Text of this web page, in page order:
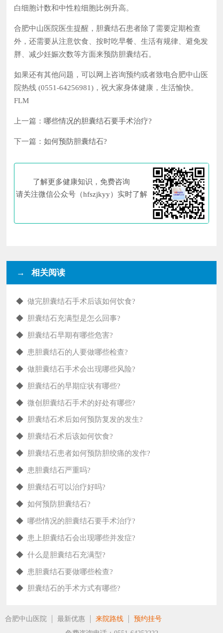
白细胞计数和中性粒细胞比例升高。
合肥中山医院医生提醒，胆囊结石患者除了需要定期检查
外，还需要从注意饮食、按时吃早餐、生活有规律、避免发
胖、减少妊娠次数等方面来预防胆囊结石。
如果还有其他问题，可以网上咨询预约或者致电合肥中山医
院热线 (0551-64256981)，祝大家身体健康，生活愉快。
FLM
上一篇： 哪些情况的胆囊结石要手术治疗?
下一篇：如何预防胆囊结石?
了解更多健康知识，免费咨询
请关注微信公众号（hfszjkyy）实时了解
→ 相关阅读
◆做完胆囊结石手术后该如何饮食?
◆ 胆囊结石充满型是怎么回事?
◆ 胆囊结石早期有哪些危害?
◆ 患胆囊结石的人要做哪些检查?
◆做胆囊结石手术会出现哪些风险?
◆ 胆囊结石的早期症状有哪些?
◆微创胆囊结石手术的好处有哪些?
◆ 胆囊结石术后如何预防复发的发生?
◆ 胆囊结石术后该如何饮食?
◆ 胆囊结石患者如何预防胆绞痛的发作?
◆ 患胆囊结石严重吗?
◆ 胆囊结石可以治疗好吗?
◆如何预防胆囊结石?
◆ 哪些情况的胆囊结石要手术治疗?
◆ 患上胆囊结石会出现哪些并发症?
◆什么是胆囊结石充满型?
◆ 患胆囊结石要做哪些检查?
◆ 胆囊结石的手术方式有哪些?
合肥中山医院 最新优惠 来院路线
预约挂号